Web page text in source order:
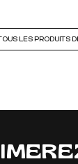
LES PRODUITS